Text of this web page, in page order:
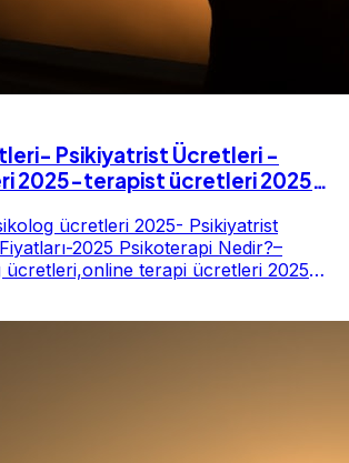
Psikiyatrist Ücretleri -
2025-terapist ücretleri 2025-
2025- Psikiyatrist
2025 Psikoterapi Nedir?–
ücretleri,online terapi ücretleri 2025